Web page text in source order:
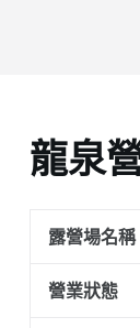
龍泉
露營場名稱
營業狀態